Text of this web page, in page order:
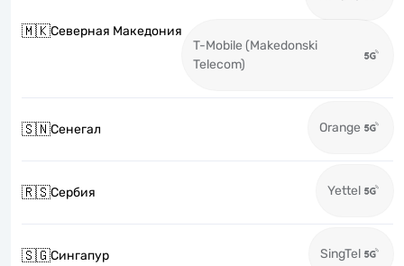
🇲🇰Северная Македония
T-Mobile (Makedonski
Telecom)
🇸🇳Сенегал Orange
🇷🇸Сербия Yettel
🇸🇬Сингапур SingTel